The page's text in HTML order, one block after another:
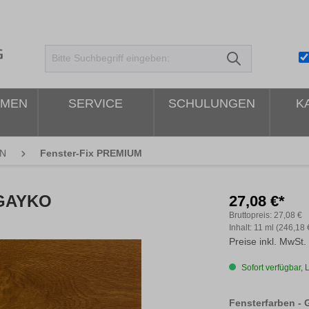
SERVICE SCHULUNGEN
Fenster-Fix PREMIUM
27,08 €*
Inhalt: 11 ml (246,18
Bruttopreis: 27,08 €
Preise inkl.
Sofort verfügbar,
Fensterfarben -